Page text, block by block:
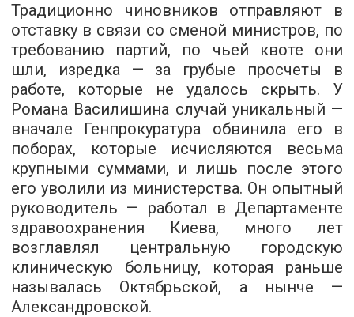
Традиционно чиновников отправляют в
отставку в связи со сменой министров, по
требованию партий, по чьей квоте они
шли, изредка — за грубые просчеты в
работе, которые не удалось скрыть. У
Романа Василишина случай уникальный —
вначале Генпрокуратура обвинила его в
поборах, которые исчисляются весьма
крупными суммами, и лишь после этого
его уволили из министерства. Он опытный
руководитель — работал в Департаменте
здравоохранения Киева, много лет
возглавлял центральную городскую
клиническую больницу, которая раньше
называлась Октябрьской, а нынче —
Александровской.